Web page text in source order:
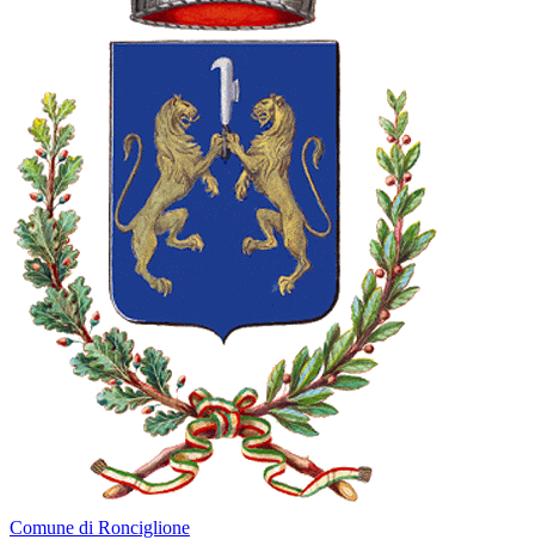
Comune di Ronciglione